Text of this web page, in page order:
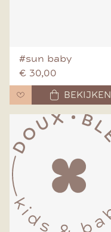
#sun baby
€ 30,00
BEKIJKEN